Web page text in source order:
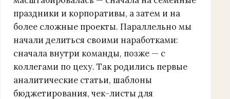
праздники и корпоративы, а затем и на
более сложные проекты. Параллельно мы
начали делиться своими наработками:
сначала внутри команды, позже — с
коллегами по цеху. Так родились первые
аналитические статьи, шаблоны
бюджетирования, чек-листы для